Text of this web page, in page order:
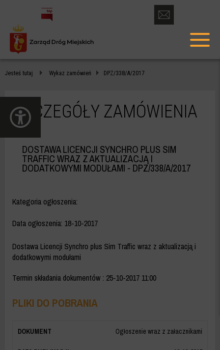
DPZ/338/A/2017
ZDM
WARSZAWA
otwórz
formularz
kontaktowy
menu
Jesteś tutaj Wykaz zamówień DPZ/338/A/2017
SZCZEGÓŁY ZAMÓWIENIA
DOSTAWA LICENCJI SYNCHRO PLUS SIM
TRAFFIC WRAZ Z AKTUALIZACJĄ I
DODATKOWYMI MODUŁAMI - DPZ/338/A/2017
Kategoria ogłoszenia:
Data ogłoszenia: 18-10-2017
Dostawa Licencji Synchro plus Sim Traffic wraz z aktualizacją i
dodatkowymi modułami
Termin składania dokumentów : 25-10-2017 11:00
PLIKI DO POBRANIA
Ogłoszenie wraz z załacznikami
otwórz
panel